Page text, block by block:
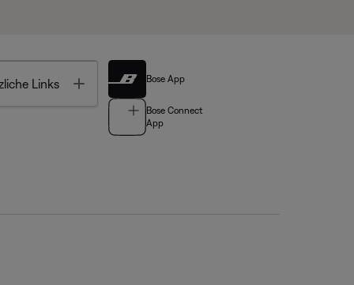
Links Toggle Bose App
Bose Connect
App